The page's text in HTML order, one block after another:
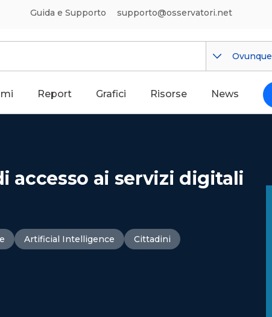
Guida e Supporto supporto@osservatori.net
Ovunque
Report Grafici Risorse News
accesso ai servizi digitali
Artificial Intelligence Cittadini